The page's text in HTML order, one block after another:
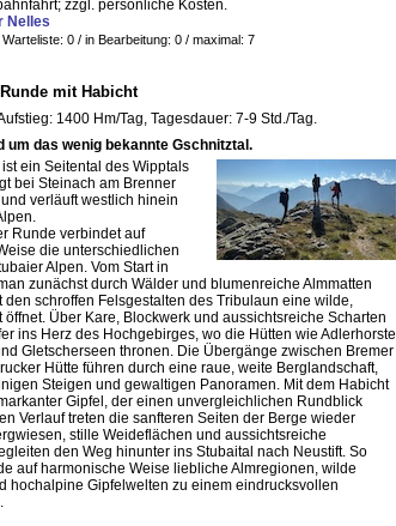
zzgl. persönliche Kosten.
Nelles
0 / in Bearbeitung: 0 / maximal: 7
mit Habicht
1400 Hm/Tag, Tagesdauer: 7-9 Std./Tag.
um das wenig bekannte Gschnitztal.
ein Seitental des Wipptals
bei Steinach am Brenner
verläuft westlich hinein
Runde verbindet auf
die unterschiedlichen
Alpen. Vom Start in
zunächst durch Wälder und blumenreiche Almmatten
den schroffen Felsgestalten des Tribulaun eine wilde,
öffnet. Über Kare, Blockwerk und aussichtsreiche Scharten
ins Herz des Hochgebirges, wo die Hütten wie Adlerhorste
Gletscherseen thronen. Die Übergänge zwischen Bremer
Hütte führen durch eine raue, weite Berglandschaft,
Steigen und gewaltigen Panoramen. Mit dem Habicht
Gipfel, der einen unvergleichlichen Rundblick
Verlauf treten die sanfteren Seiten der Berge wieder
stille Weideflächen und aussichtsreiche
den Weg hinunter ins Stubaital nach Neustift. So
auf harmonische Weise liebliche Almregionen, wilde
hochalpine Gipfelwelten zu einem eindrucksvollen